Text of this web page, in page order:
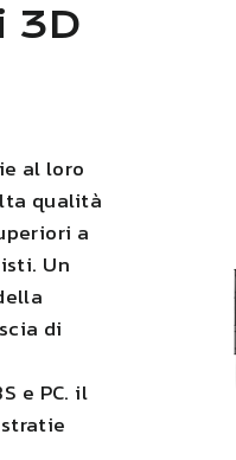
3D
al loro
qualità
a
Un
di
e PC. il
e